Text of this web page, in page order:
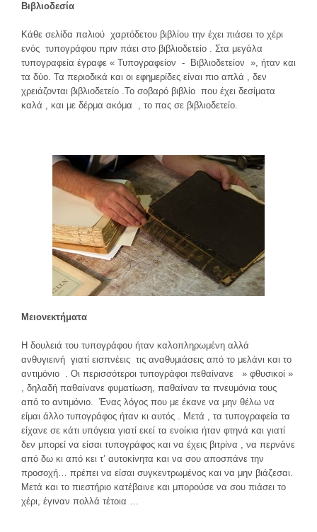
Βιβλιοδεσία
Κάθε σελίδα παλιού χαρτόδετου βιβλίου την έχει πιάσει το χέρι
ενός τυπογράφου πριν πάει στο βιβλιοδετείο . Στα μεγάλα
τυπογραφεία έγραφε « Τυπογραφείον - Βιβλιοδετείον », ήταν και
τα δύο. Τα περιοδικά και οι εφημερίδες είναι πιο απλά , δεν
χρειάζονται βιβλιοδετείο .Το σοβαρό βιβλίο που έχει δεσίματα
καλά , και με δέρμα ακόμα , το πας σε βιβλιοδετείο.
Μειονεκτήματα
Η δουλειά του τυπογράφου ήταν καλοπληρωμένη αλλά
ανθυγιεινή γιατί εισπνέεις τις αναθυμιάσεις από το μελάνι και το
αντιμόνιο . Οι περισσότεροι τυπογράφοι πεθαίνανε » φθυσικοί »
, δηλαδή παθαίνανε φυματίωση, παθαίναν τα πνευμόνια τους
από το αντιμόνιο. Ένας λόγος που με έκανε να μην θέλω να
είμαι άλλο τυπογράφος ήταν κι αυτός . Μετά , τα τυπογραφεία τα
είχανε σε κάτι υπόγεια γιατί εκεί τα ενοίκια ήταν φτηνά και γιατί
δεν μπορεί να είσαι τυπογράφος και να έχεις βιτρίνα , να περνάνε
από δω κι από κει τ’ αυτοκίνητα και να σου αποσπάνε την
προσοχή… πρέπει να είσαι συγκεντρωμένος και να μην βιάζεσαι.
Μετά και το πιεστήριο κατέβαινε και μπορούσε να σου πιάσει το
χέρι, έγιναν πολλά τέτοια …